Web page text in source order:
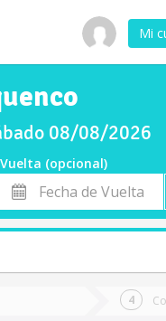
Mi
08/08/2026
Vuelta (opcional)
Fecha
de